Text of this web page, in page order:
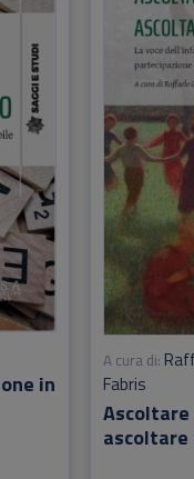
in
Ascoltare
ascoltare
A cura di:
Fabris